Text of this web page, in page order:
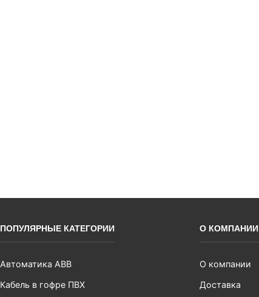
ПОПУЛЯРНЫЕ КАТЕГОРИИ
Автоматика ABB
Кабель в гофре ПВХ
О КОМПАНИИ
О компании
Доставка